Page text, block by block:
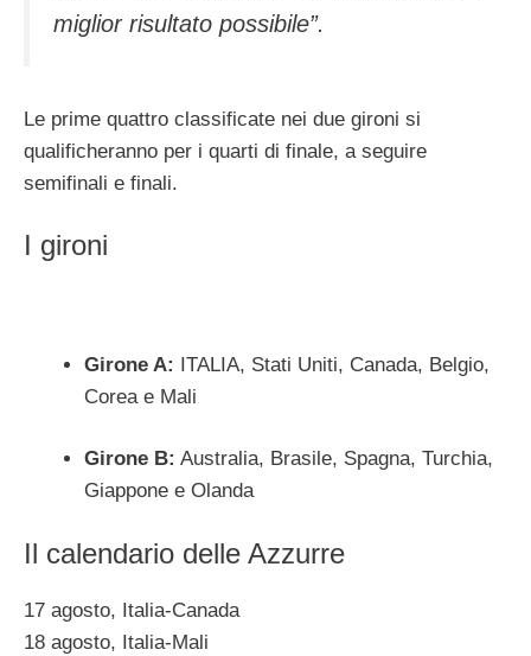
miglior risultato possibile”.
Le prime quattro classificate nei due gironi si
qualificheranno per i quarti di finale, a seguire
semifinali e finali.
I gironi
Girone A: ITALIA, Stati Uniti, Canada, Belgio,
Corea e Mali
Girone B: Australia, Brasile, Spagna, Turchia,
Giappone e Olanda
Il calendario delle Azzurre
17 agosto, Italia-Canada
18 agosto, Italia-Mali